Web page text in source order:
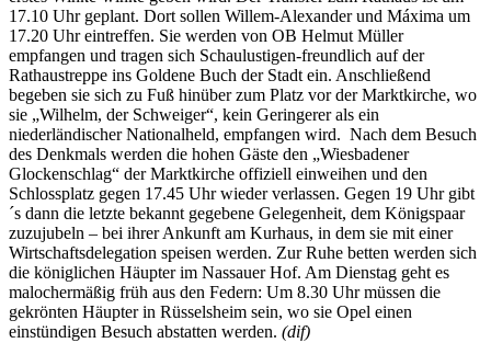
17.10 Uhr geplant. Dort sollen Willem-Alexander und Máxima um
17.20 Uhr eintreffen. Sie werden von OB Helmut Müller
empfangen und tragen sich Schaulustigen-freundlich auf der
Rathaustreppe ins Goldene Buch der Stadt ein. Anschließend
begeben sie sich zu Fuß hinüber zum Platz vor der Marktkirche, wo
sie „Wilhelm, der Schweiger“, kein Geringerer als ein
niederländischer Nationalheld, empfangen wird. Nach dem Besuch
des Denkmals werden die hohen Gäste den „Wiesbadener
Glockenschlag“ der Marktkirche offiziell einweihen und den
Schlossplatz gegen 17.45 Uhr wieder verlassen. Gegen 19 Uhr gibt
´s dann die letzte bekannt gegebene Gelegenheit, dem Königspaar
zuzujubeln – bei ihrer Ankunft am Kurhaus, in dem sie mit einer
Wirtschaftsdelegation speisen werden. Zur Ruhe betten werden sich
die königlichen Häupter im Nassauer Hof. Am Dienstag geht es
malochermäßig früh aus den Federn: Um 8.30 Uhr müssen die
gekrönten Häupter in Rüsselsheim sein, wo sie Opel einen
einstündigen Besuch abstatten werden. (dif)